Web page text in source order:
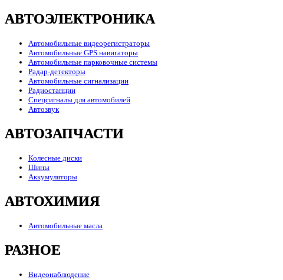
АВТОЭЛЕКТРОНИКА
Автомобильные видеорегистраторы
Автомобильные GPS навигаторы
Автомобильные парковочные системы
Радар-детекторы
Автомобильные сигнализации
Радиостанции
Спецсигналы для автомобилей
Автозвук
АВТОЗАПЧАСТИ
Колесные диски
Шины
Аккумуляторы
АВТОХИМИЯ
Автомобильные масла
РАЗНОЕ
Видеонаблюдение